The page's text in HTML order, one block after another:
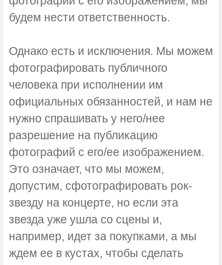
будем нести ответственность.
Однако есть и исключения. Мы можем
фотографировать публичного
человека при исполнении им
официальных обязанностей, и нам не
нужно спрашивать у него/нее
разрешение на публикацию
фотографий с его/ее изображением.
Это означает, что мы можем,
допустим, сфотографировать рок-
звезду на концерте, но если эта
звезда уже ушла со сцены и,
например, идет за покупками, а мы
ждем ее в кустах, чтобы сделать